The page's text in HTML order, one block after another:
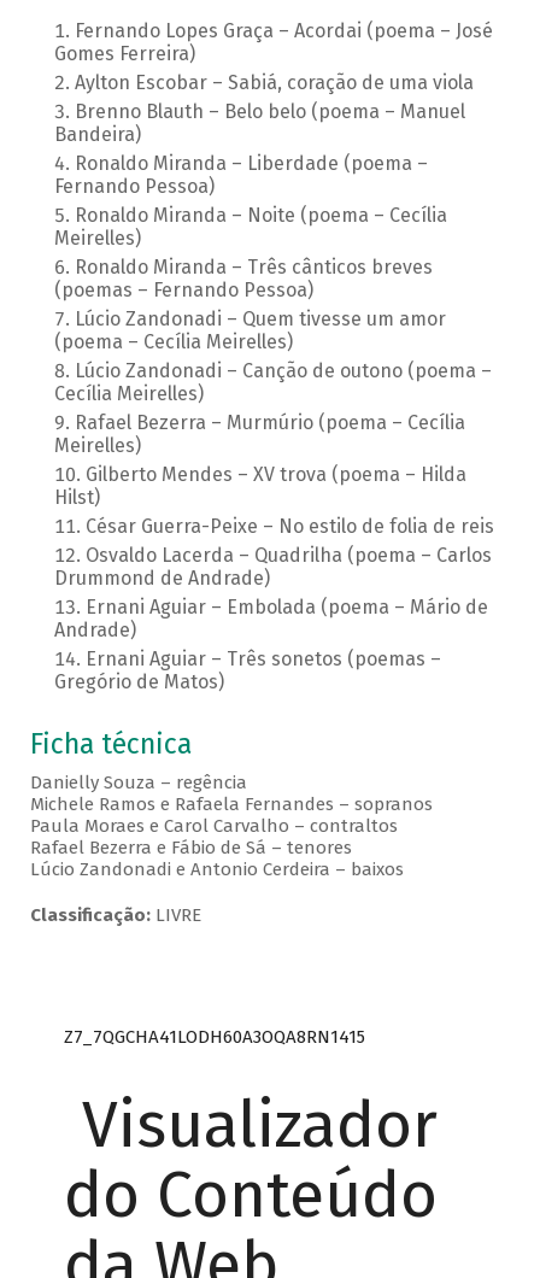
Fernando Lopes Graça – Acordai (poema – José
Gomes Ferreira)
Aylton Escobar – Sabiá, coração de uma viola
Brenno Blauth – Belo belo (poema – Manuel
Bandeira)
Ronaldo Miranda – Liberdade (poema –
Fernando Pessoa)
Ronaldo Miranda – Noite (poema – Cecília
Meirelles)
Ronaldo Miranda – Três cânticos breves
(poemas – Fernando Pessoa)
Lúcio Zandonadi – Quem tivesse um amor
(poema – Cecília Meirelles)
Lúcio Zandonadi – Canção de outono (poema –
Cecília Meirelles)
Rafael Bezerra – Murmúrio (poema – Cecília
Meirelles)
Gilberto Mendes – XV trova (poema – Hilda
Hilst)
César Guerra-Peixe – No estilo de folia de reis
Osvaldo Lacerda – Quadrilha (poema – Carlos
Drummond de Andrade)
Ernani Aguiar – Embolada (poema – Mário de
Andrade)
Ernani Aguiar – Três sonetos (poemas –
Gregório de Matos)
Ficha técnica
Danielly Souza – regência
Michele Ramos e Rafaela Fernandes – sopranos
Paula Moraes e Carol Carvalho – contraltos
Rafael Bezerra e Fábio de Sá – tenores
Lúcio Zandonadi e Antonio Cerdeira – baixos
Classificação:LIVRE
Z7_7QGCHA41LODH60A3OQA8RN1415
Visualizador
do Conteúdo